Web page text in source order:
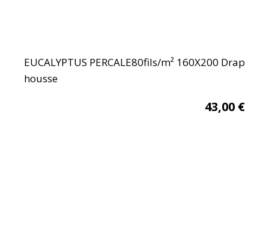
EUCALYPTUS PERCALE80fils/m² 160X200 Drap
housse
43,00 €